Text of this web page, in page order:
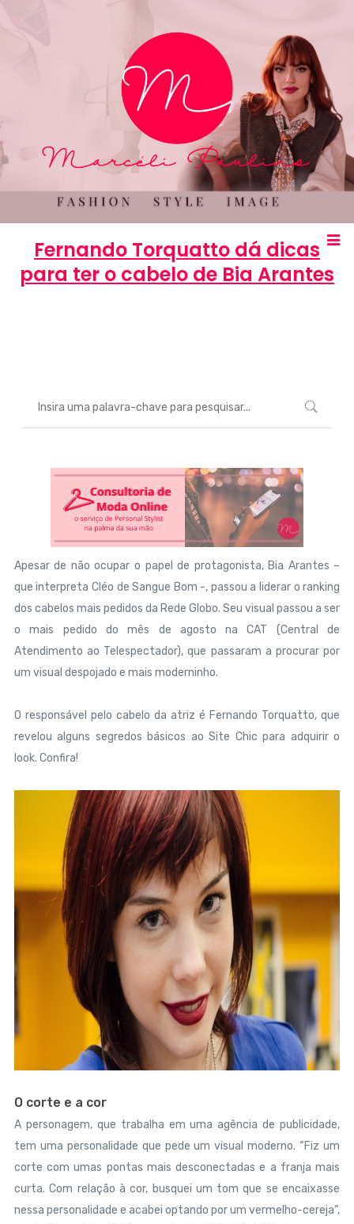
Fernando Torquatto dá dicas
para ter o cabelo de Bia Arantes
Apesar de não ocupar o papel de protagonista, Bia Arantes –
que interpreta Cléo de Sangue Bom -, passou a liderar o ranking
dos cabelos mais pedidos da Rede Globo. Seu visual passou a ser
o mais pedido do mês de agosto na CAT (Central de
Atendimento ao Telespectador), que passaram a procurar por
um visual despojado e mais moderninho.
O responsável pelo cabelo da atriz é Fernando Torquatto, que
revelou alguns segredos básicos ao Site Chic para adquirir o
look. Confira!
O corte e a cor
A personagem, que trabalha em uma agência de publicidade,
tem uma personalidade que pede um visual moderno. “Fiz um
corte com umas pontas mais desconectadas e a franja mais
curta. Com relação à cor, busquei um tom que se encaixasse
nessa personalidade e acabei optando por um vermelho-cereja”,